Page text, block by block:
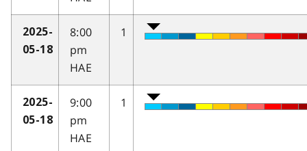
2025-
05-18
8:00
pm
HAE
1
2025-
05-18
9:00
pm
HAE
1